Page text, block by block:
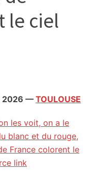
le ciel
2026 — TOULOUSE
les voit, on a le
blanc et du rouge,
France colorent le
link